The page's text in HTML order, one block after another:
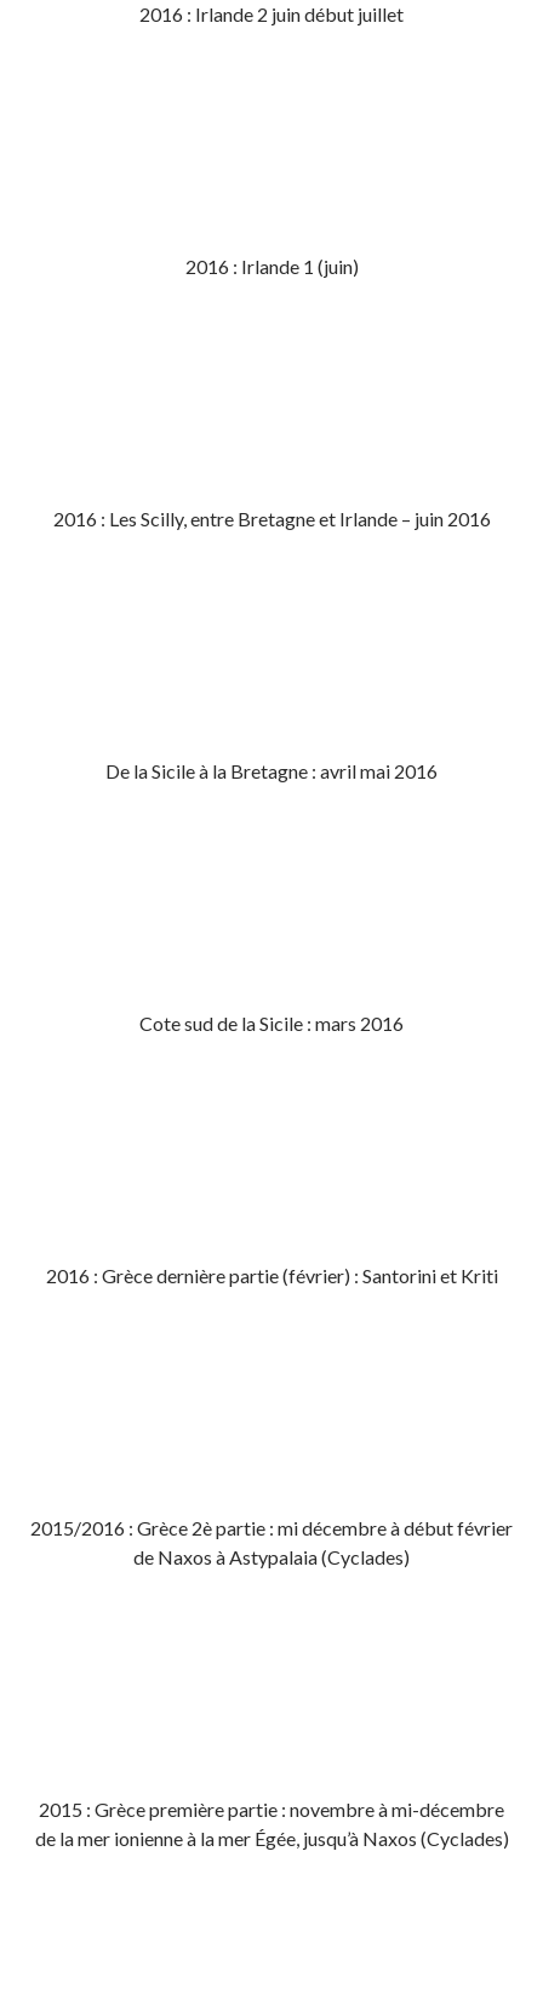
2016 : Irlande 2 juin début juillet
2016 : Irlande 1 (juin)
2016 : Les Scilly, entre Bretagne et Irlande – juin 2016
De la Sicile à la Bretagne : avril mai 2016
Cote sud de la Sicile : mars 2016
2016 : Grèce dernière partie (février) : Santorini et Kriti
2015/2016 : Grèce 2è partie : mi décembre à début février
de Naxos à Astypalaia (Cyclades)
2015 : Grèce première partie : novembre à mi-décembre
de la mer ionienne à la mer Égée, jusqu’à Naxos (Cyclades)